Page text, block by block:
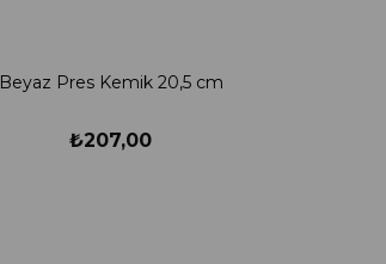
Beyaz Pres Kemik 20,5 cm
₺207,00